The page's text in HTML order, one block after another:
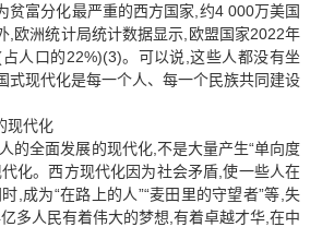
贫富分化最严重的西方国家,约4 000万美国
,欧洲统计局统计数据显示,欧盟国家2022年
人口的22%)(3)。可以说,这些人都没有坐
式现代化是每一个人、每一个民族共同建设
现代化
的全面发展的现代化,不是大量产生“单向度
代化。西方现代化因为社会矛盾,使一些人在
,成为“在路上的人”“麦田里的守望者”等,失
多人民有着伟大的梦想,有着卓越才华,在中